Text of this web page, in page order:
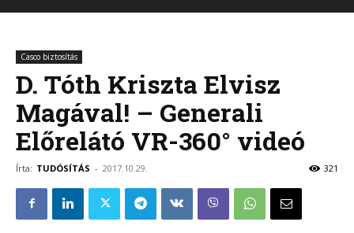
Casco biztosítás
D. Tóth Kriszta Elvisz
Magával! – Generali
Előrelátó VR-360° videó
Írta: TUDÓSÍTÁS - 2017.10.29. 321